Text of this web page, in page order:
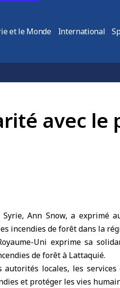
et le Monde International
avec le
Ann Snow, a exprimé
incendies de forêt dans la
Uni exprime sa
de forêt à Lattaquié.
locales, les services
et protéger les vies